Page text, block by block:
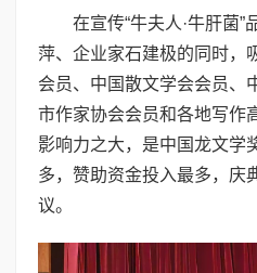
在宣传“牛夫人·牛肝菌
萍、企业家石建极的同时，
会员、中国散文学会会员、
市作家协会会员和各地写作
影响力之大，是中国龙文学
多，赞助资金投入最多，庆
议。